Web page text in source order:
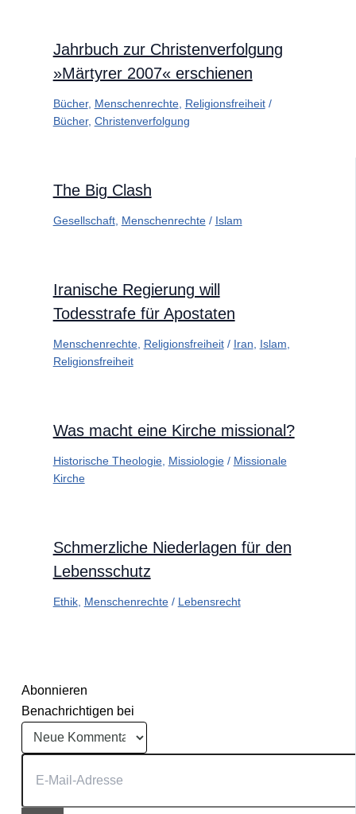
Jahrbuch zur Christenverfolgung
»Märtyrer 2007« erschienen
Bücher, Menschenrechte, Religionsfreiheit/
Bücher, Christenverfolgung
The Big Clash
Gesellschaft, Menschenrechte/ Islam
Iranische Regierung will
Todesstrafe für Apostaten
Menschenrechte, Religionsfreiheit/ Iran Islam
Religionsfreiheit
Was macht eine Kirche missional?
Historische Theologie, Missiologie/ Missionale
Kirche
Schmerzliche Niederlagen für den
Lebensschutz
Ethik, Menschenrechte/ Lebensrecht
Abonnieren
Benachrichtigen bei